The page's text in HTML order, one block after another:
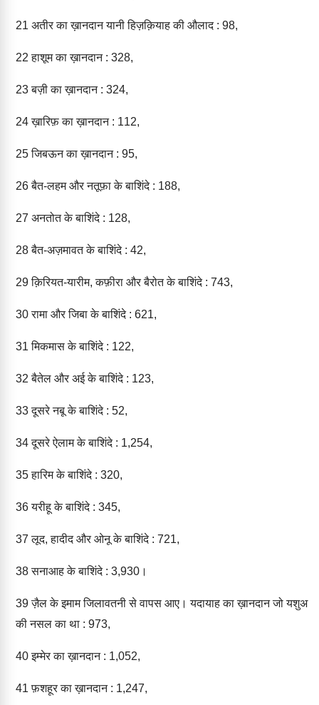
21 अतीर का ख़ानदान यानी हिज़क़ियाह की औलाद : 98,
22 हाशूम का ख़ानदान : 328,
23बज़ी का ख़ानदान : 324,
24ख़ारिफ़ का ख़ानदान : 112,
25जिबऊन का ख़ानदान : 95,
26बैत-लहम और नतूफ़ा के बाशिंदे : 188,
27 अनतोत के बाशिंदे : 128,
28बैत-अज़मावत के बाशिंदे : 42,
29क़िरियत-यारीम, कफ़ीरा और बैरोत के बाशिंदे : 743,
30रामा और जिबा के बाशिंदे : 621,
31 मिकमास के बाशिंदे : 122,
32 बैतेल और अई के बाशिंदे : 123,
33दूसरे नबू के बाशिंदे : 52,
34दूसरे ऐलाम के बाशिंदे : 1,254,
35हारिम के बाशिंदे : 320,
36यरीहू के बाशिंदे : 345,
37 लूद, हादीद और ओनू के बाशिंदे : 721,
38सनाआह के बाशिंदे : 3,930।
39ज़ैल के इमाम जिलावतनी से वापस आए। यदायाह का ख़ानदान जो यशुअ
की नसल का था : 973,
40इम्मेर का ख़ानदान : 1,052,
41 फ़शहूर का ख़ानदान : 1,247,